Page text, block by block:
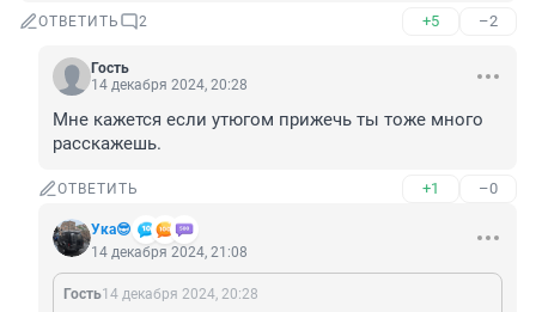
ОТВЕТИТЬ 2 +5 –2
Гость
14 декабря 2024, 20:28
Мне кажется если утюгом прижечь ты тоже много
расскажешь.
ОТВЕТИТЬ +1 –0
Ука😎
14 декабря 2024, 21:08
Гость14 декабря 2024, 20:28